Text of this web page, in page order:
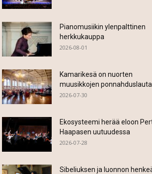
Pianomusiikin ylenpalttinen
herkkukauppa
2026-08-01
Kamarikesä on nuorten
muusikkojen ponnahduslauta
2026-07-30
Ekosysteemi herää eloon
Haapasen uutuudessa
2026-07-28
Sibeliuksen ja luonnon